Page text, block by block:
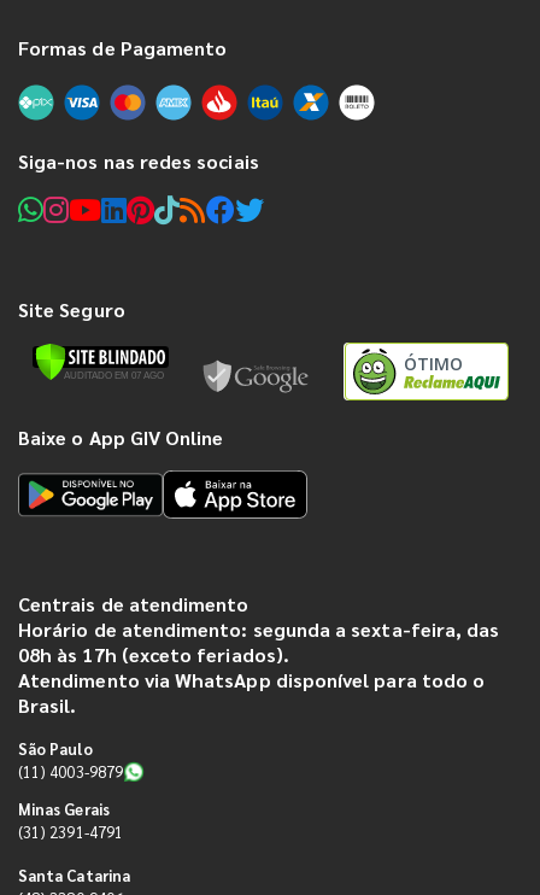
Formas de Pagamento
Siga-nos nas redes sociais
Site Seguro
ÓTIMO
Baixe o App GIV Online
Centrais de atendimento
Horário de atendimento: segunda a sexta-feira, das
08h às 17h (exceto feriados).
Atendimento via WhatsApp disponível para todo o
Brasil.
São Paulo
(11) 4003-9879
Minas Gerais
(31) 2391-4791
Santa Catarina